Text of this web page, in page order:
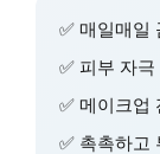
✅ 매일매일
✅ 피부 자
✅ 메이크업
✅ 촉촉하고